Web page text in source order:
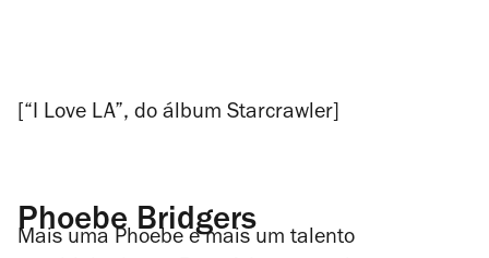
[“I Love LA”, do álbum Starcrawler]
Phoebe Bridgers
Mais uma Phoebe e mais um talento